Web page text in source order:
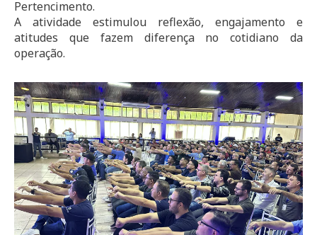
Pertencimento.
A atividade estimulou reflexão, engajamento e
atitudes que fazem diferença no cotidiano da
operação.